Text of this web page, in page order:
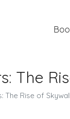
The
The Rise of